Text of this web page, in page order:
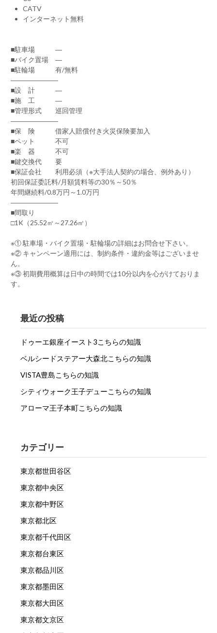
CATV
インターネット無料
■駐車場 ―
■バイク置場 ―
■駐輪場 有/無料
―――――――
■設 計 ―
■施 工 ―
■管理形式 巡回管理
―――――――
■保 険 借家人賠償付き火災保険要加入
■ペット 不可
■楽 器 不可
■鍵交換代 要
■保証会社 利用必須（※大手法人契約の場合、例外あり）
初回保証委託料/月額賃料等の30％～50％
年間継続料/0.8万円～1.0万円
―――――――
■間取り
□1K（25.52㎡～27.26㎡）
※① 駐車場・バイク置場・駐輪場の詳細はお問合せ下さい。
※② キャンペーン適用には、制約条件・違約金等はございませ
ん。
※③ 初期費用概算は日中の時間では10分以内を心がけておりま
す。
最近の投稿
ドゥーエ銀座イースト3こちらの知識
ベルシードステアー大森北こちらの知識
VISTA豊島こちらの知識
シティウォーク王子デューこちらの知識
アローマ王子本町こちらの知識
カテゴリー
東京都世田谷区
東京都中央区
東京都中野区
東京都北区
東京都千代田区
東京都台東区
東京都品川区
東京都墨田区
東京都大田区
東京都文京区